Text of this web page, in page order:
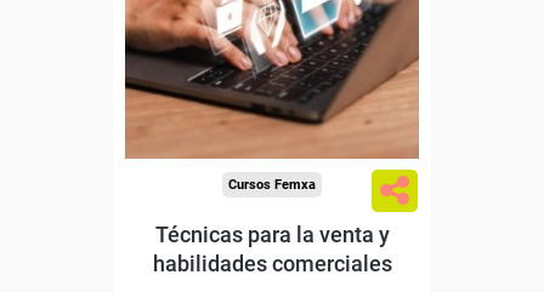
Para desempleados,
trabajadores y autónomos.
Sector
-Grandes Almacenes.
Cursos Femxa
Técnicas para la venta y
habilidades comerciales